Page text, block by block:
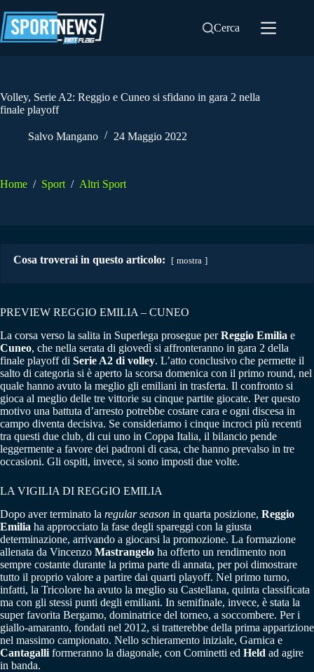
al
contenuto
Cerca
Volley, Serie A2: Reggio e Cuneo si sfidano in gara 2 nella
finale playoff
Salvo Mangano 24 Maggio 2022
Home / Sport / Altri Sport
Cosa troverai in questo articolo: mostra
PREVIEW REGGIO EMILIA – CUNEO
La corsa verso la salita in Superlega prosegue perReggio Emilia e
Cuneo, che nella serata di giovedì si affronteranno in gara 2 della
finale playoff di Serie A2 di volley. L’atto conclusivo che permette il
salto di categoria si è aperto la scorsa domenica con il primo round, nel
quale hanno avuto la meglio gli emiliani in trasferta. Il confronto si
gioca al meglio delle tre vittorie su cinque partite giocate. Per questo
motivo una battuta d’arresto potrebbe costare cara e ogni discesa in
campo diventa decisiva. Se consideriamo i cinque incroci più recenti
tra questi due club, di cui uno in Coppa Italia, il bilancio pende
leggermente a favore dei padroni di casa, che hanno prevalso in tre
occasioni. Gli ospiti, invece, si sono imposti due volte.
LA VIGILIA DI REGGIO EMILIA
Dopo aver terminato la regular season in quarta posizione, Reggio
Emilia ha approcciato la fase degli spareggi con la giusta
determinazione, arrivando a giocarsi la promozione. La formazione
allenata da Vincenzo Mastrangelo ha offerto un rendimento non
sempre costante durante la prima parte di annata, per poi dimostrare
tutto il proprio valore a partire dai quarti playoff. Nel primo turno,
infatti, la Tricolore ha avuto la meglio su Castellana, quinta classificata
ma con gli stessi punti degli emiliani. In semifinale, invece, è stata la
super favorita Bergamo, dominatrice del torneo, a soccombere. Per i
giallo-amaranto, fondati nel 2012, si tratterebbe della prima apparizione
nel massimo campionato. Nello schieramento iniziale, Garnica e
Cantagalli formeranno la diagonale, con Cominetti ed Held ad agire
in banda.